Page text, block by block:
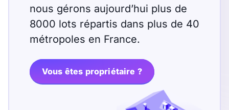
nous gérons aujourd’hui plus de
8000 lots répartis dans plus de 40
métropoles en France.
Vous êtes propriétaire ?